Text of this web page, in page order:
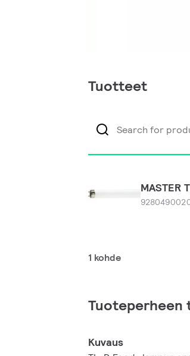
Tuotteet
MASTER
1 kohde
Tuoteperheen
Kuvaus